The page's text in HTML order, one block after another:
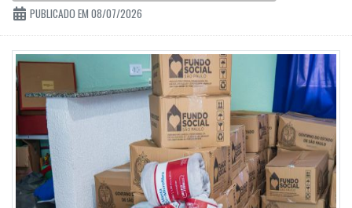
PUBLICADO EM 08/07/2026